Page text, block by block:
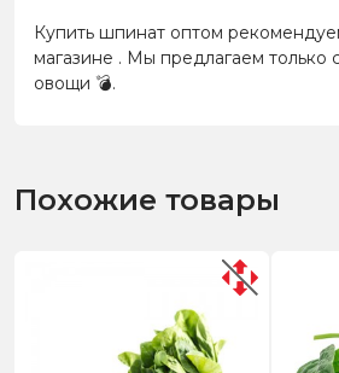
Купить шпинат оптом
магазине . Мы предлагаем только
овощи 💣.
Похожие товары